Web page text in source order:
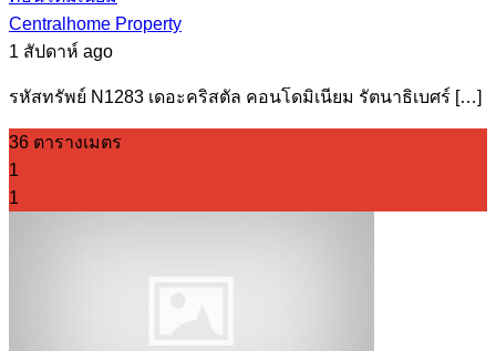
Centralhome Property
1 สัปดาห์ ago
รหัสทรัพย์ N1283 เดอะคริสตัล คอนโดมิเนียม รัตนาธิเบศร์ […]
36 ตารางเมตร
1
1